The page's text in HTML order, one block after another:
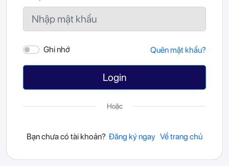
Ghi nhớ Quên mật khẩu?
Login
Hoặc
Bạn chưa có tài khoản? Đăng ký ngay Về trang chủ